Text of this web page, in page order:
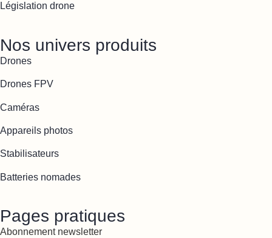
Législation drone
Nos univers produits
Drones
Drones FPV
Caméras
Appareils photos
Stabilisateurs
Batteries nomades
Pages pratiques
Abonnement newsletter